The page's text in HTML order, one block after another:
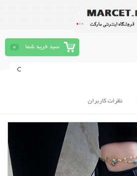
سبد خرید شما 0
نظرات کاربران